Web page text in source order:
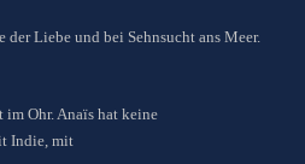
Liebe und bei Sehnsucht ans Meer.
Ohr. Anaïs hat keine
Indie, mit